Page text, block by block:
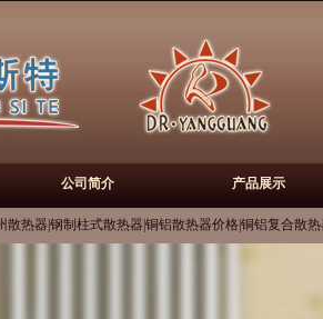
公司简介 产品展示
散热器|钢制柱式散热器|铜铝散热器价格|铜铝复合散